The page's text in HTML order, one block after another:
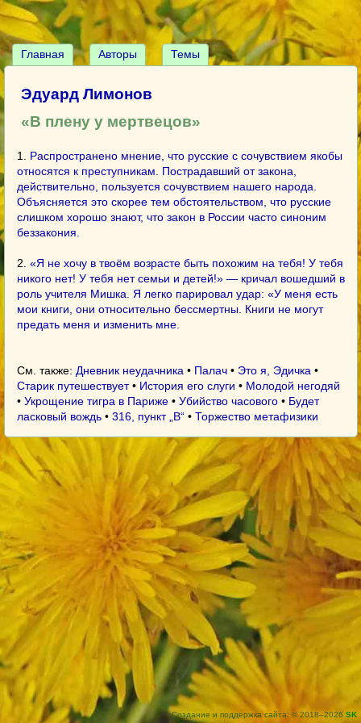
Главная Авторы Темы
Эдуард Лимонов
«В плену у мертвецов»
1. Распространено мнение, что русские с сочувствием якобы
относятся к преступникам. Пострадавший от закона,
действительно, пользуется сочувствием нашего народа.
Объясняется это скорее тем обстоятельством, что русские
слишком хорошо знают, что закон в России часто синоним
беззакония.
2. «Я не хочу в твоём возрасте быть похожим на тебя! У тебя
никого нет! У тебя нет семьи и детей!» — кричал вошедший в
роль учителя Мишка. Я легко парировал удар: «У меня есть
мои книги, они относительно бессмертны. Книги не могут
предать меня и изменить мне.
См. также: Дневник неудачника • Палач • Это я, Эдичка •
Старик путешествует• История его слуги • Молодой негодяй
• Укрощение тигра в Париже • Убийство часового • Будет
ласковый вождь • 316, пункт „В“ • Торжество метафизики
Создание и поддержка сайта: © 2018–2026 SK